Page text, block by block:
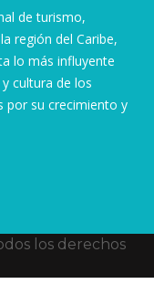
de turismo,
región del Caribe,
lo más influyente
cultura de los
por su crecimiento y
los derechos